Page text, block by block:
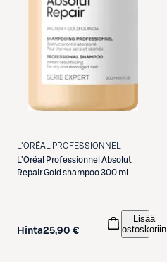
L'ORÉAL PROFESSIONNEL
L'Oréal Professionnel Absolut
Repair Gold shampoo 300 ml
Hinta25,90 €
Lisää
ostoskoriin